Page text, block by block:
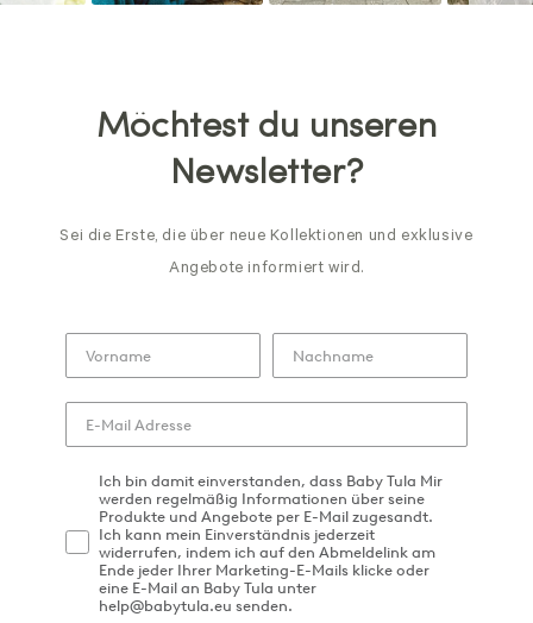
Möchtest du unseren
Newsletter?
Sei die Erste, die über neue Kollektionen und exklusive
Angebote informiert wird.
Ich bin damit einverstanden, dass Baby Tula Mir
werden regelmäßig Informationen über seine
Produkte und Angebote per E-Mail zugesandt.
Ich kann mein Einverständnis jederzeit
widerrufen, indem ich auf den Abmeldelink am
Ende jeder Ihrer Marketing-E-Mails klicke oder
eine E-Mail an Baby Tula unter
help@babytula.eu senden.